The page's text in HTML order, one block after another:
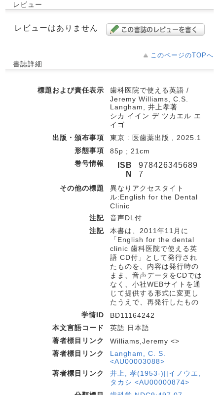
レビュー
レビューはありません
このページのTOPへ
書誌詳細
標題および責任表示
歯科医院で使える英語 /
Jeremy Williams, C.S.
Langham, 井上孝著
シカ イイン デ ツカエル エ
イゴ
出版・頒布事項
東京 : 医歯薬出版 , 2025.1
形態事項
85p ; 21cm
巻号情報
ISB
N
978426345689
7
その他の標題
異なりアクセスタイト
ル:English for the Dental
Clinic
注記
音声DL付
注記
本書は、2011年11月に
「English for the dental
clinic 歯科医院で使える英
語 CD付」として発行され
たものを、内容は発行時の
まま、音声データをCDでは
なく、小社WEBサイトを通
じて提供する形式に変更し
たうえで、再発行したもの
学情ID
BD11164242
本文言語コード
英語 日本語
著者標目リンク
Williams,Jeremy <>
著者標目リンク
Langham, C. S.
<AU00003088>
著者標目リンク
井上, 孝(1953-)||イノウエ,
タカシ <AU00000874>